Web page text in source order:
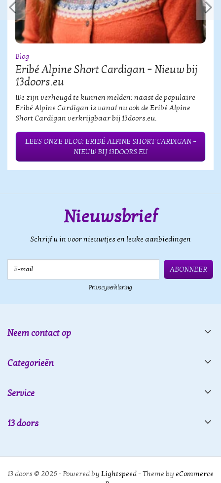
Blog
Eribé Alpine Short Cardigan – Nieuw bij
13doors.eu
We zijn verheugd te kunnen melden: naast de populaire
Eribé Alpine Cardigan is vanaf nu ook de Eribé Alpine
Short Cardigan verkrijgbaar bij 13doors.eu.
LEES ONZE BLOG: ERIBÉ ALPINE SHORT CARDIGAN –
NIEUW BIJ 13DOORS.EU
Nieuwsbrief
Schrijf u in voor nieuwtjes en leuke aanbiedingen
ABONNEER
Privacyverklaring
Neem contact op
Categorieën
Service
13 doors
13 doors © 2026 - Powered by Lightspeed- Theme by eCommerce